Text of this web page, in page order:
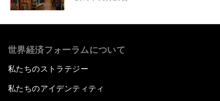
世界経済フォーラムについて
私たちのストラテジー
私たちのアイデンティティ